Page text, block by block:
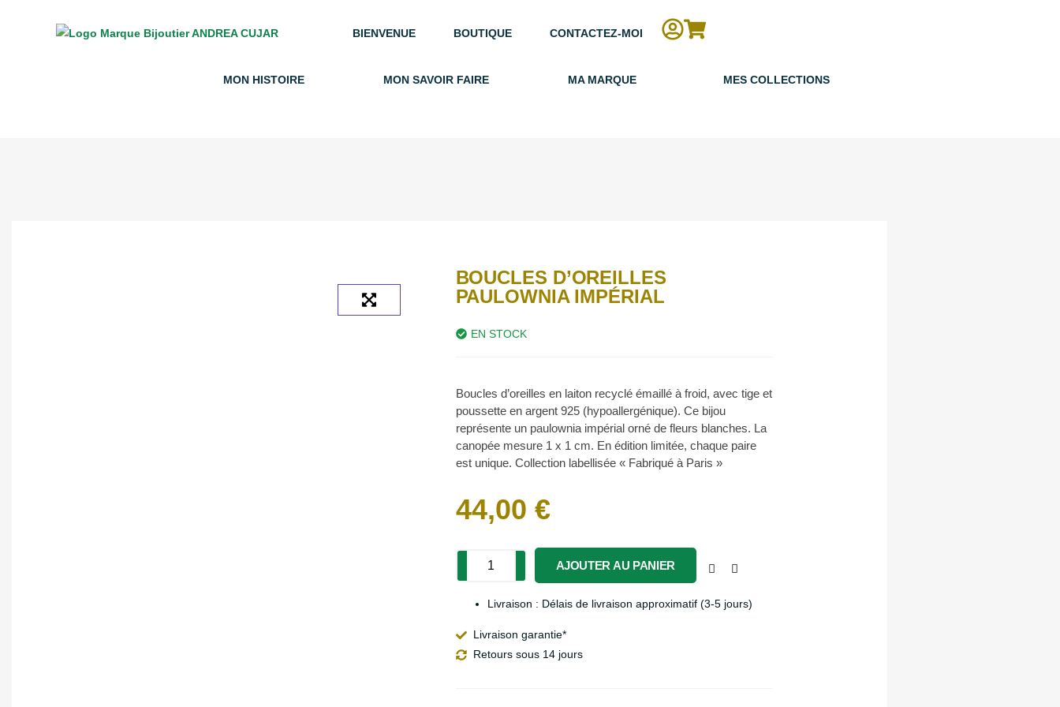
BIENVENUE BOUTIQUE CONTACTEZ-MOI
MON HISTOIRE MON SAVOIR FAIRE MA MARQUE MES COLLECTIONS
BOUCLES D’OREILLES
PAULOWNIA IMPÉRIAL
EN STOCK
Boucles d’oreilles en laiton recyclé émaillé à froid, avec tige et
poussette en argent 925 (hypoallergénique). Ce bijou
représente un paulownia impérial orné de fleurs blanches. La
canopée mesure 1 x 1 cm. En édition limitée, chaque paire
est unique. Collection labellisée « Fabriqué à Paris »
44,00 €
AJOUTER AU PANIER
Livraison : Délais de livraison approximatif (3-5 jours)
Livraison garantie*
Retours sous 14 jours